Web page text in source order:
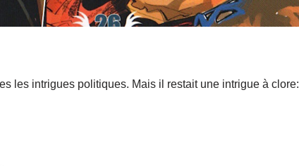
les intrigues politiques. Mais il restait une intrigue à clore: